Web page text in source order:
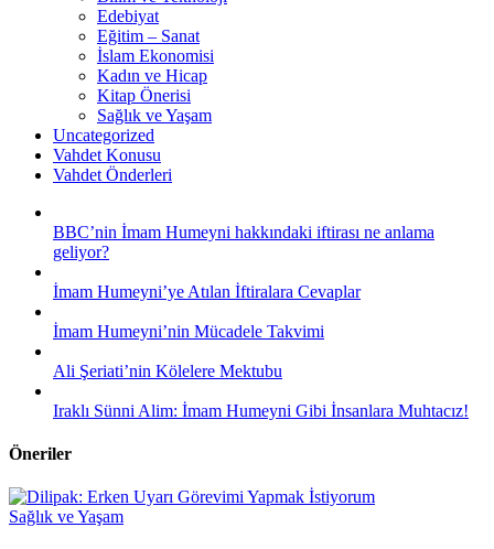
Edebiyat
Eğitim – Sanat
İslam Ekonomisi
Kadın ve Hicap
Kitap Önerisi
Sağlık ve Yaşam
Uncategorized
Vahdet Konusu
Vahdet Önderleri
BBC’nin İmam Humeyni hakkındaki iftirası ne anlama
geliyor?
İmam Humeyni’ye Atılan İftiralara Cevaplar
İmam Humeyni’nin Mücadele Takvimi
Ali Şeriati’nin Kölelere Mektubu
Iraklı Sünni Alim: İmam Humeyni Gibi İnsanlara Muhtacız!
Öneriler
Sağlık ve Yaşam